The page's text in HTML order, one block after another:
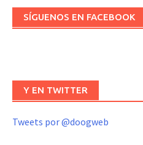
SÍGUENOS EN FACEBOOK
Y EN TWITTER
Tweets por @doogweb